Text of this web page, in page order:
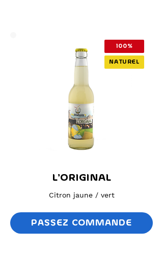
100%
NATUREL
L'ORIGINAL
Citron jaune / vert
PASSEZ COMMANDE